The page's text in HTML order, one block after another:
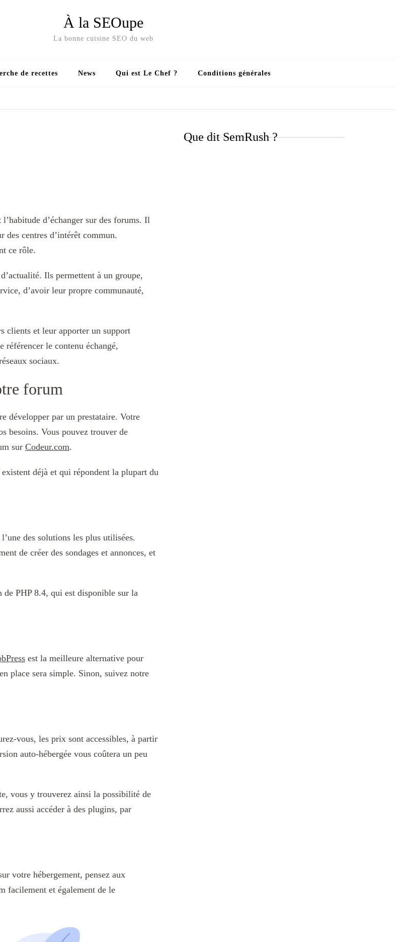
À la SEOupe
La bonne cuisine SEO du web
de recettes News Qui est Le Chef ? Conditions générales
d’échanger sur des forums. Il
des centres d’intérêt commun.
ce rôle.
Ils permettent à un groupe,
d’avoir leur propre communauté,
clients et leur apporter un support
le contenu échangé,
sociaux.
forum
développer par un prestataire. Votre
besoins. Vous pouvez trouver de
sur Codeur.com.
déjà et qui répondent la plupart du
des solutions les plus utilisées.
de créer des sondages et annonces, et
de PHP 8.4, qui est disponible sur la
est la meilleure alternative pour
place sera simple. Sinon, suivez notre
vous, les prix sont accessibles, à partir
auto-hébergée vous coûtera un peu
vous y trouverez ainsi la possibilité de
aussi accéder à des plugins, par
votre hébergement, pensez aux
facilement et également de le
Que dit SemRush ?